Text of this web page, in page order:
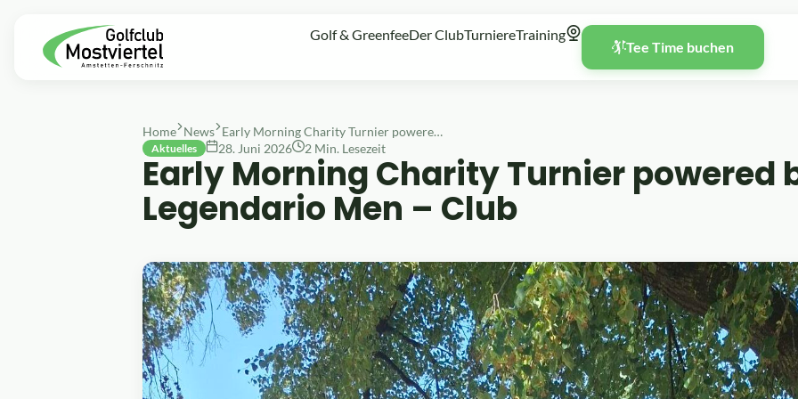
Golf & GreenfeeDer ClubTurniereTraining
Tee Time buchen
Home News Early Morning Charity Turnier powered by Legendario Men – Club
Aktuelles 28. Juni 2026 2 Min. Lesezeit
Early Morning Charity Turnier powered
Legendario Men – Club